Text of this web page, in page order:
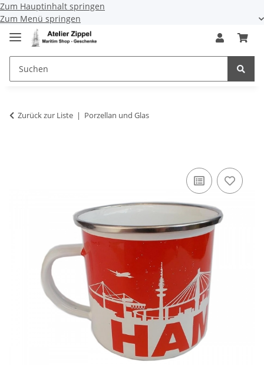
Zum Hauptinhalt springen
Zum Menü springen
Zurück zur Liste Porzellan und Glas